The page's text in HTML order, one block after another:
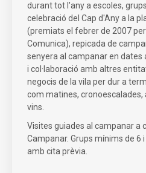
durant tot l'any a escoles,
celebració del Cap d'Any a la
(premiats el febrer de 2007
Comunica), repicada de
senyera al campanar en dates
i col·laboració amb altres
negocis de la vila per dur a
com matines, cronoescalades,
vins.
Visites guiades al campanar a
Campanar. Grups mínims de 6
amb cita prèvia.